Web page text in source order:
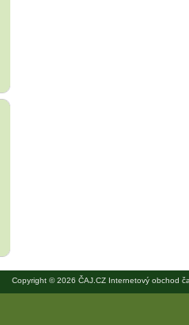
Copyright © 2026 ČAJ.CZ Internetový obchod